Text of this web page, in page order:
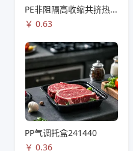
PE非阻隔高收缩共挤热收缩膜S83
￥ 0.63
PP气调托盒241440
￥ 0.36